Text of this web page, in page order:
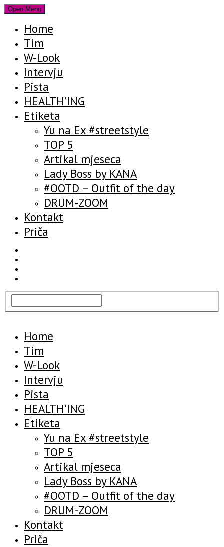
Open Menu
Home
Tim
W-Look
Intervju
Pista
HEALTH’ING
Etiketa
Yu na Ex #streetstyle
TOP 5
Artikal mjeseca
Lady Boss by KANA
#OOTD – Outfit of the day
DRUM-ZOOM
Kontakt
Priča
Home
Tim
W-Look
Intervju
Pista
HEALTH’ING
Etiketa
Yu na Ex #streetstyle
TOP 5
Artikal mjeseca
Lady Boss by KANA
#OOTD – Outfit of the day
DRUM-ZOOM
Kontakt
Priča